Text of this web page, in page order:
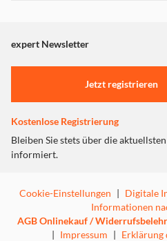
"Marketing".
Einstellungen anpassen
expert Newsletter
Jetzt registrieren
Kostenlose Registrierung
Bleiben Sie stets über die
informiert.
Cookie-Einstellungen | Digitale
Informationen
AGB Onlinekauf /
| Impressum |